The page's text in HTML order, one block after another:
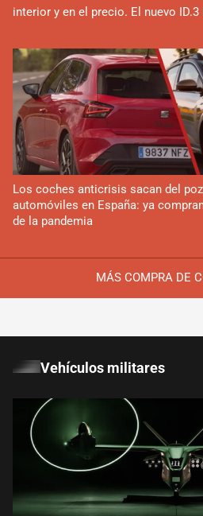
MÁS COMPRA DE
interior y en el precio. El nuevo
Los coches anticrisis sacan del
automóviles en España: ya
de la pandemia
Vehículos militares